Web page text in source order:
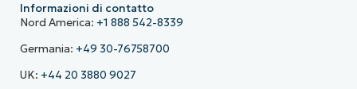
Informazioni di contatto
Nord America: +1 888 542-8339
Germania: +49 30-76758700
UK: +44 20 3880 9027